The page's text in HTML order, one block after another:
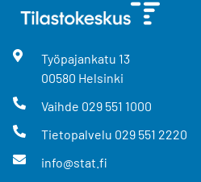
Työpajankatu 13
00580 Helsinki
Vaihde 029 551 1000
Tietopalvelu 029 551 2220
info@stat.fi